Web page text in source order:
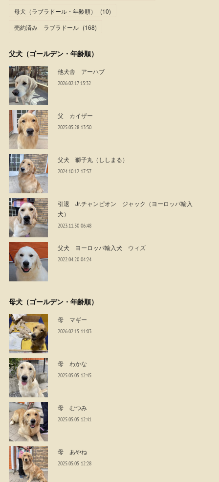
母犬（ラブラドール・年齢順）
(10)
売約済み ラブラドール (168)
父犬（ゴールデン・年齢順）
他犬舎 アーハブ
2026.02.17 15:32
父 カイザー
2025.05.28 13:30
父犬 獅子丸（ししまる）
2024.10.12 17:57
引退 Jr.チャンピオン ジャック（ヨーロッパ輸入
犬）
2023.11.30 06:48
父犬 ヨーロッパ輸入犬 ウィズ
2022.04.20 04:24
母犬（ゴールデン・年齢順）
母 マギー
2026.02.15 11:03
母 わかな
2025.05.05 12:45
母 むつみ
2025.05.05 12:41
母 あやね
2025.05.05 12:28